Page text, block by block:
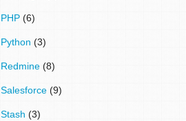
PHP(6)
Python(3)
Redmine(8)
Salesforce(9)
Stash(3)